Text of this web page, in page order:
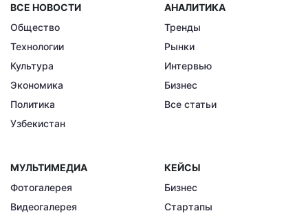
ВСЕ НОВОСТИ
Общество
Технологии
Культура
Экономика
Политика
Узбекистан
АНАЛИТИКА
Тренды
Рынки
Интервью
Бизнес
Все статьи
МУЛЬТИМЕДИА
Фотогалерея
Видеогалерея
КЕЙСЫ
Бизнес
Стартапы